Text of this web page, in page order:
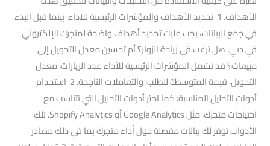
الأهداف. 1. تحديد الأهداف والمؤشرات الرئيسية للأداء: بينما قبل البدء
في جمع البيانات، يجب عليك تحديد أهداف واضحة لمتجرك الإلكتروني
في دبي. هل ترغب في زيادة الزوار؟ أم تحسين معدل التحويل إلى
مبيعات؟ قد تشمل المؤشرات الرئيسية للأداء عدد الزيارات، معدل
التحويل، قيمة المتوسطة للطلب، والتعاملات الناجحة. 2. استخدام
أدوات التحليل المناسبة: كما اختر أدوات التحليل التي تتناسب مع
احتياجات متجرك، مثل Google Analytics أو Shopify Analytics. تلك
الأدوات توفر لك بيانات مفصلة حول أداء متجرك بما في ذلك مصادر